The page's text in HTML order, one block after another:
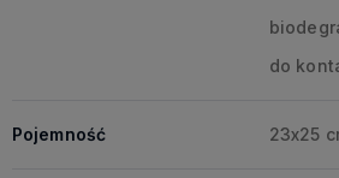
do
Pojemność 23x25